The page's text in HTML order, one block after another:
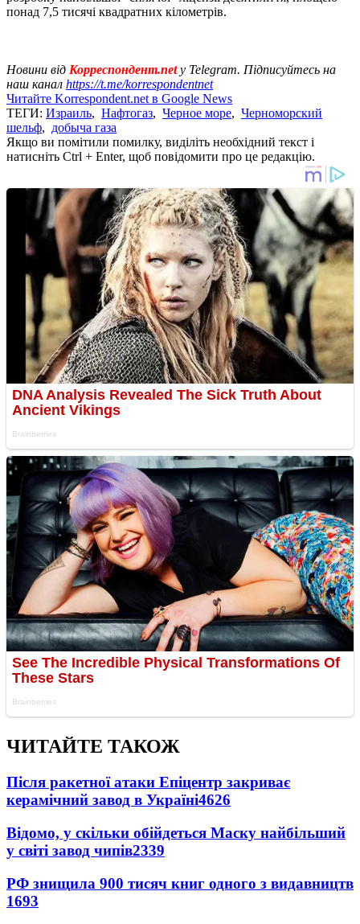
понад 7,5 тисячі квадратних кілометрів.
Новини від Корреспондент.netу Telegram. Підписуйтесь на
наш канал https://t.me/korrespondentnet
Читайте Korrespondent.net в Google News
ТЕГИ: Израиль, Нафтогаз, Черное море, Черноморский
шельф, добыча газа
Якщо ви помітили помилку, виділіть необхідний текст і
натисніть Ctrl + Enter, щоб повідомити про це редакцію.
ЧИТАЙТЕ ТАКОЖ
Після ракетної атаки Епіцентр закриває
керамічний завод в Україні4626
Відомо, у скільки обійдеться Маску найбільший
у світі завод чипів2339
РФ знищила 900 тисяч книг одного з видавництв
1693